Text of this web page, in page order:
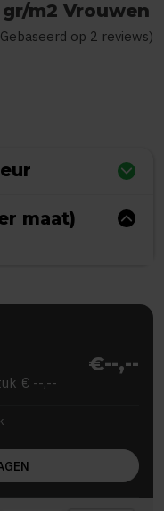
m2 Vrouwen
is4 van de 5
op 2 reviews)
maat)
€--,--
€ --,--